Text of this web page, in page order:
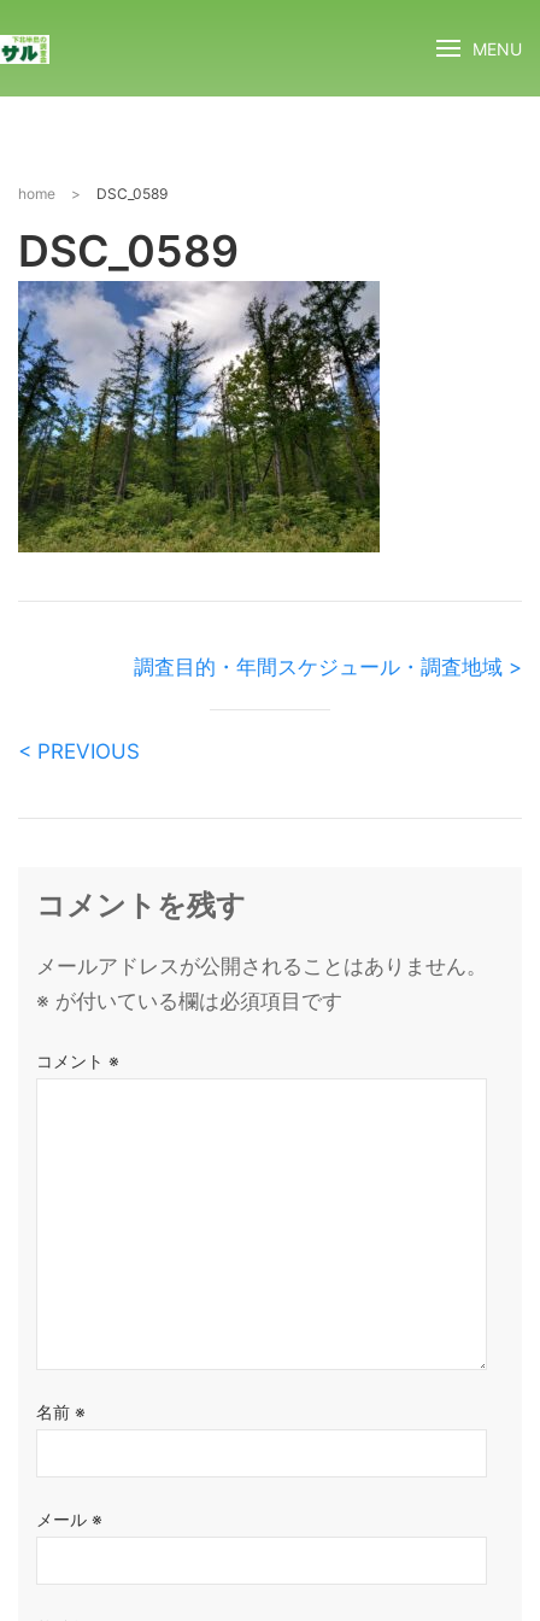
MENU
home > DSC_0589
DSC_0589
調査目的・年間スケジュール・調査地域 >
< PREVIOUS
コメントを残す
メールアドレスが公開されることはありません。
※ が付いている欄は必須項目です
コメント ※
名前 ※
メール ※